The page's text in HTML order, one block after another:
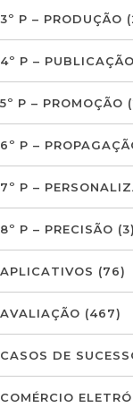
3º P – PRODUÇÃO
4º P – PUBLICAÇÃO
5º P – PROMOÇÃO
6º P –
7º P –
8º P – PRECISÃO (3)
APLICATIVOS (76)
AVALIAÇÃO (467)
CASOS DE
COMÉRCIO